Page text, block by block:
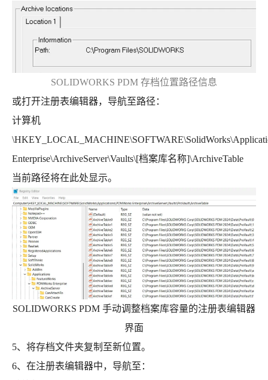
SOLIDWORKS PDM 存档位置路径信息
或打开注册表编辑器，导航至路径：
计算机
Enterprise\ArchiveServer\Vaults\[档案库名称]\ArchiveTable
当前路径将在此处显示。
SOLIDWORKS PDM 手动调整档案库容量的注册表编辑器
界面
5、将存档文件夹复制至新位置。
6、在注册表编辑器中，导航至：